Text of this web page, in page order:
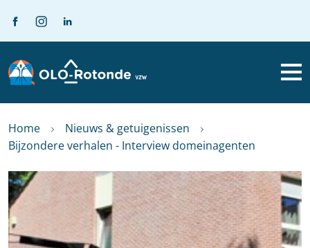
Home
Nieuws & getuigenissen
Bijzondere verhalen - Interview domeinagenten